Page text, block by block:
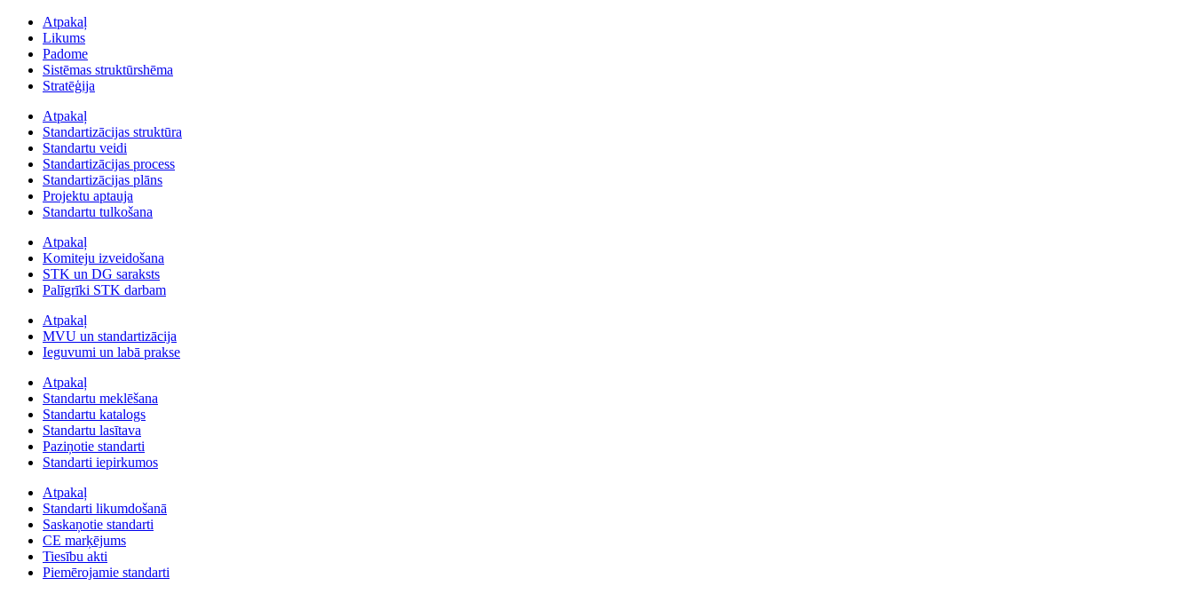
Atpakaļ
Likums
Padome
Sistēmas struktūrshēma
Stratēģija
Atpakaļ
Standartizācijas struktūra
Standartu veidi
Standartizācijas process
Standartizācijas plāns
Projektu aptauja
Standartu tulkošana
Atpakaļ
Komiteju izveidošana
STK un DG saraksts
Palīgrīki STK darbam
Atpakaļ
MVU un standartizācija
Ieguvumi un labā prakse
Atpakaļ
Standartu meklēšana
Standartu katalogs
Standartu lasītava
Paziņotie standarti
Standarti iepirkumos
Atpakaļ
Standarti likumdošanā
Saskaņotie standarti
CE marķējums
Tiesību akti
Piemērojamie standarti